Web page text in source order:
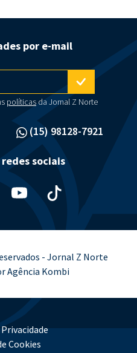
(15) 98128-7921
por e-mail
políticasda Jornal Z Norte
sociais
- Jornal Z Norte
Agência Kombi
Cookies